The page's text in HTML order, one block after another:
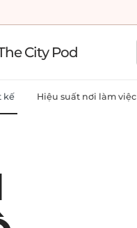
City Pod
kế Hiệu suất nơi làm việc